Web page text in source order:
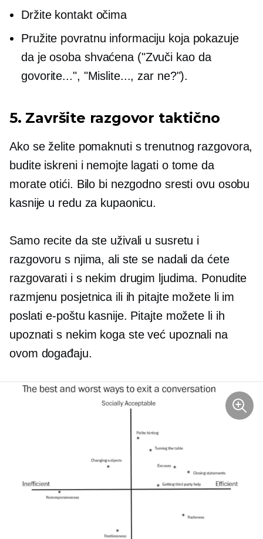
Držite kontakt očima
Pružite povratnu informaciju koja pokazuje
da je osoba shvaćena ("Zvuči kao da
govorite...", "Mislite..., zar ne?").
5. Završite razgovor taktično
Ako se želite pomaknuti s trenutnog razgovora,
budite iskreni i nemojte lagati o tome da
morate otići. Bilo bi nezgodno sresti ovu osobu
kasnije u redu za kupaonicu.
Samo recite da ste uživali u susretu i
razgovoru s njima, ali ste se nadali da ćete
razgovarati i s nekim drugim ljudima. Ponudite
razmjenu posjetnica ili ih pitajte možete li im
poslati e-poštu kasnije. Pitajte možete li ih
upoznati s nekim koga ste već upoznali na
ovom događaju.